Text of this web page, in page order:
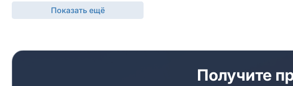
center.
Показать ещё
Получите